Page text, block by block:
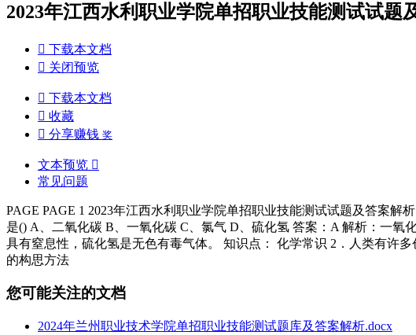
2023年江西水利职业学院单招职业技能测试试题
 下载本文档
 关闭预览
 下载本文档
 收藏
 分享赚钱 奖
文本预览 
常见问题
PAGE PAGE 1 2023年江西水利职业学院单招职业技能测试试题及答案解
是() A、二氧化碳 B、一氧化碳 C、氯气 D、硫化氢 答案：A 解析：一氧
具有窒息性，硫化氢是无色有毒气体。 知识点： 化学常识 2．人类有许
的构思方法
您可能关注的文档
2024年兰州职业技术学院单招职业技能测试题库及答案解析.docx